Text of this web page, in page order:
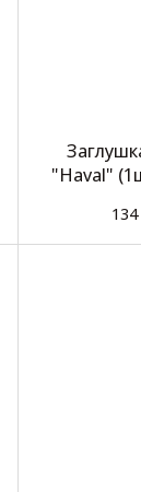
"Haval"
134